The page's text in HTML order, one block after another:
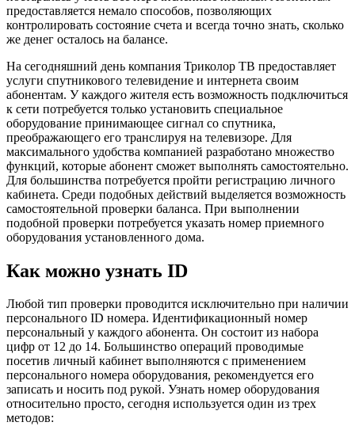
предоставляется немало способов, позволяющих
контролировать состояние счета и всегда точно знать, сколько
же денег осталось на балансе.
На сегодняшний день компания Триколор ТВ предоставляет
услуги спутникового телевидение и интернета своим
абонентам. У каждого жителя есть возможность подключиться
к сети потребуется только установить специальное
оборудование принимающее сигнал со спутника,
преображающего его транслируя на телевизоре. Для
максимального удобства компанией разработано множество
функций, которые абонент сможет выполнять самостоятельно.
Для большинства потребуется пройти регистрацию личного
кабинета. Среди подобных действий выделяется возможность
самостоятельной проверки баланса. При выполнении
подобной проверки потребуется указать номер приемного
оборудования установленного дома.
Как можно узнать ID
Любой тип проверки проводится исключительно при наличии
персонального ID номера. Идентификационный номер
персональный у каждого абонента. Он состоит из набора
цифр от 12 до 14. Большинство операций проводимые
посетив личный кабинет выполняются с применением
персонального номера оборудования, рекомендуется его
записать и носить под рукой. Узнать номер оборудования
относительно просто, сегодня используется один из трех
методов: